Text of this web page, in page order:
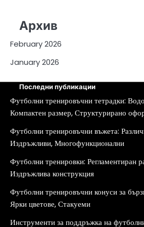
Архив
February 2026
January 2026
Последни публикации
Футболни тренировъчни тетрадки:
Компактен размер, Структурирано
Футболни тренировъчни въжета:
Издръжливи, Многофункционални
Футболни тренировки: Регламентиран
Издръжлива конструкция
Футболни тренировъчни конуси за
Ярки цветове, Стакуеми
Инструменти за поддръжка на